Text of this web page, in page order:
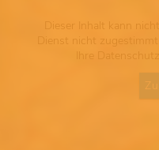
Dieser Inhalt kann
Dienst nicht
Ihre